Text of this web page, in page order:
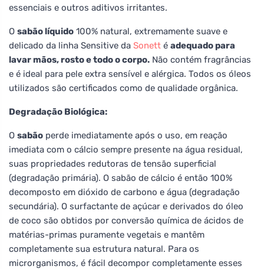
essenciais e outros aditivos irritantes.
O sabão líquido 100% natural, extremamente suave e
delicado da linha Sensitive da Sonett é adequado para
lavar mãos, rosto e todo o corpo. Não contém fragrâncias
e é ideal para pele extra sensível e alérgica. Todos os óleos
utilizados são certificados como de qualidade orgânica.
Degradação Biológica:
O sabão perde imediatamente após o uso, em reação
imediata com o cálcio sempre presente na água residual,
suas propriedades redutoras de tensão superficial
(degradação primária). O sabão de cálcio é então 100%
decomposto em dióxido de carbono e água (degradação
secundária). O surfactante de açúcar e derivados do óleo
de coco são obtidos por conversão química de ácidos de
matérias-primas puramente vegetais e mantêm
completamente sua estrutura natural. Para os
microrganismos, é fácil decompor completamente esses